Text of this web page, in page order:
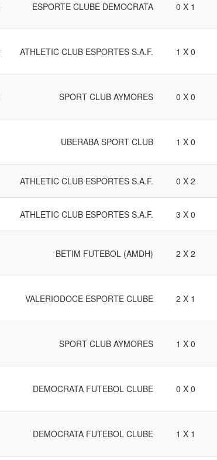
ESPORTE CLUBE DEMOCRATA 0 X 1
ATHLETIC CLUB ESPORTES S.A.F. 1 X 0
SPORT CLUB AYMORES 0 X 0
UBERABA SPORT CLUB 1 X 0
ATHLETIC CLUB ESPORTES S.A.F. 0 X 2
ATHLETIC CLUB ESPORTES S.A.F. 3 X 0
BETIM FUTEBOL (AMDH) 2 X 2
VALERIODOCE ESPORTE CLUBE 2 X 1
SPORT CLUB AYMORES 1 X 0
DEMOCRATA FUTEBOL CLUBE 0 X 0
DEMOCRATA FUTEBOL CLUBE 1 X 1